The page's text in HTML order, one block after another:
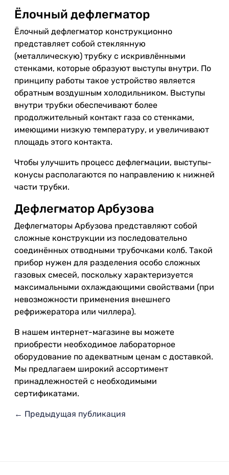
Ёлочный дефлегматор
Ёлочный дефлегматор конструкционно
представляет собой стеклянную
(металлическую) трубку с искривлёнными
стенками, которые образуют выступы внутри. По
принципу работы такое устройство является
обратным воздушным холодильником. Выступы
внутри трубки обеспечивают более
продолжительный контакт газа со стенками,
имеющими низкую температуру, и увеличивают
площадь этого контакта.
Чтобы улучшить процесс дефлегмации, выступы-
конусы располагаются по направлению к нижней
части трубки.
Дефлегматор Арбузова
Дефлегматоры Арбузова представляют собой
сложные конструкции из последовательно
соединённых отводными трубочками колб. Такой
прибор нужен для разделения особо сложных
газовых смесей, поскольку характеризуется
максимальными охлаждающими свойствами (при
невозможности применения внешнего
рефрижератора или чиллера).
В нашем интернет-магазине вы можете
приобрести необходимое лабораторное
оборудование по адекватным ценам с доставкой.
Мы предлагаем широкий ассортимент
принадлежностей с необходимыми
сертификатами.
← Предыдущая публикация